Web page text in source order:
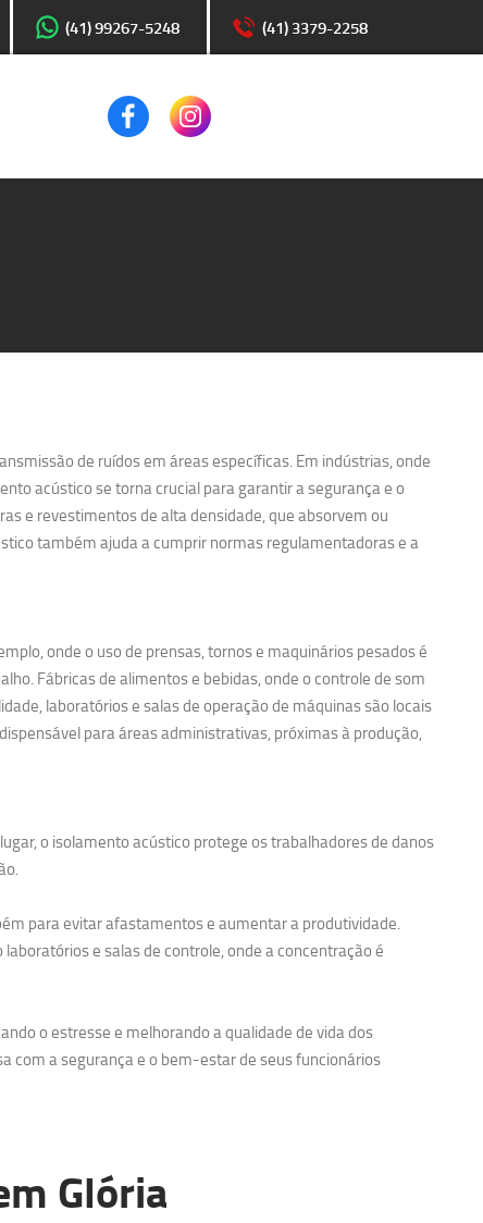
(41) 99267-5248 (41) 3379-2258
de ruídos em áreas específicas. Em indústrias, onde
acústico se torna crucial para garantir a segurança e o
e revestimentos de alta densidade, que absorvem ou
também ajuda a cumprir normas regulamentadoras e a
onde o uso de prensas, tornos e maquinários pesados é
Fábricas de alimentos e bebidas, onde o controle de som
laboratórios e salas de operação de máquinas são locais
para áreas administrativas, próximas à produção,
o isolamento acústico protege os trabalhadores de danos
para evitar afastamentos e aumentar a produtividade.
e salas de controle, onde a concentração é
o estresse e melhorando a qualidade de vida dos
com a segurança e o bem-estar de seus funcionários
Glória